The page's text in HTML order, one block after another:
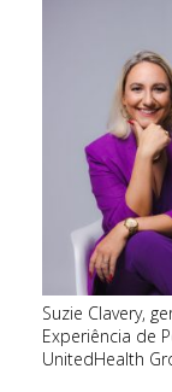
Suzie Clavery,
Experiência de
UnitedHealth